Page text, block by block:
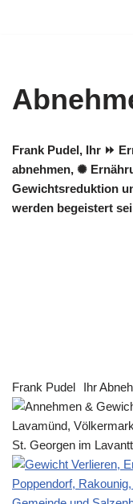
Frank Pudel, Ihr ⏩
abnehmen, ✺
Gewichtsreduktion
werden begeistert
Frank Pudel Ihr